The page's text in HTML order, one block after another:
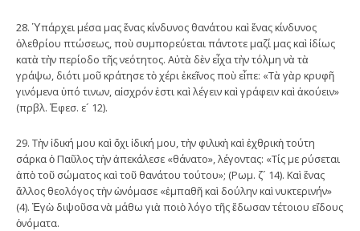
28. Ὑπάρχει μέσα μας ἕνας κίνδυνος θανάτου καὶ ἕνας κίνδυνος
ὀλεθρίου πτώσεως, ποὺ συμπορεύεται πάντοτε μαζί μας καὶ ἰδίως
κατὰ τὴν περίοδο τῆς νεότητος. Αὐτὰ δὲν εἶχα τὴν τόλμη νὰ τὰ
γράψω, διότι μοῦ κράτησε τὸ χέρι ἐκεῖνος ποὺ εἶπε: «Τὰ γὰρ κρυφῆ
γινόμενα ὑπό τινων, αἰσχρόν ἐστι καὶ λέγειν καὶ γράφειν καὶ ἀκούειν»
(πρβλ. Ἐφεσ. ε´ 12).
29. Τὴν ἰδική μου καὶ ὄχι ἰδική μου, τὴν φιλικὴ καὶ ἐχθρικὴ τούτη
σάρκα ὁ Παῦλος τὴν ἀπεκάλεσε «θάνατο», λέγοντας: «Τίς με ρύσεται
ἀπὸ τοῦ σώματος καὶ τοῦ θανάτου τούτου»; (Ρωμ. ζ´ 14). Καὶ ἕνας
ἄλλος θεολόγος τὴν ὠνόμασε «ἐμπαθῆ καὶ δούλην καὶ νυκτερινήν»
(4). Ἐγὼ διψοῦσα νὰ μάθω γιὰ ποιὸ λόγο τῆς ἔδωσαν τέτοιου εἴδους
ὀνόματα.